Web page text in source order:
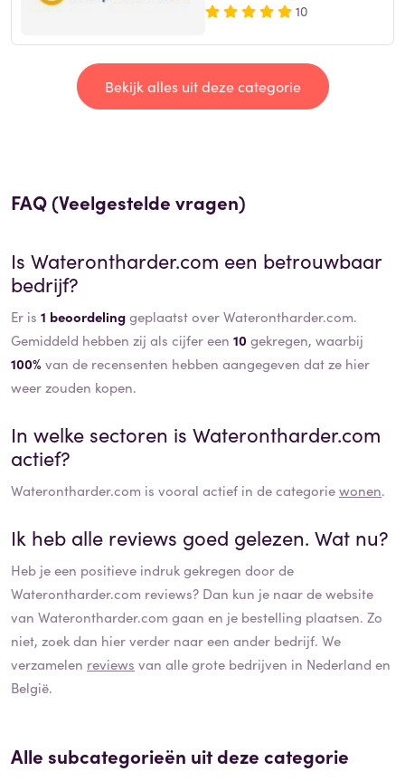
10
Bekijk alles uit deze categorie
FAQ (Veelgestelde vragen)
Is Waterontharder.com een betrouwbaar
bedrijf?
Er is 1 beoordelinggeplaatst over Waterontharder.com.
Gemiddeld hebben zij als cijfer een 10 gekregen, waarbij
100% van de recensenten hebben aangegeven dat ze hier
weer zouden kopen.
In welke sectoren is Waterontharder.com
actief?
Waterontharder.com is vooral actief in de categoriewonen.
Ik heb alle reviews goed gelezen. Wat nu?
Heb je een positieve indruk gekregen door de
Waterontharder.com reviews? Dan kun je naar de website
van Waterontharder.com gaan en je bestelling plaatsen. Zo
niet, zoek dan hier verder naar een ander bedrijf. We
verzamelen reviews van alle grote bedrijven in Nederland en
België.
Alle subcategorieën uit deze categorie